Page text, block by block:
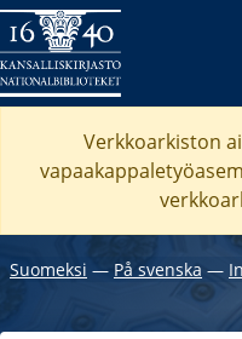
Verkkoarkiston
Suomeksi ― På svenska ―